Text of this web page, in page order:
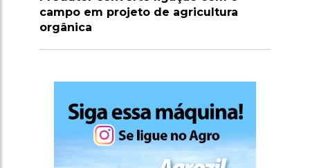
importação de carnes e ovinos até
2026